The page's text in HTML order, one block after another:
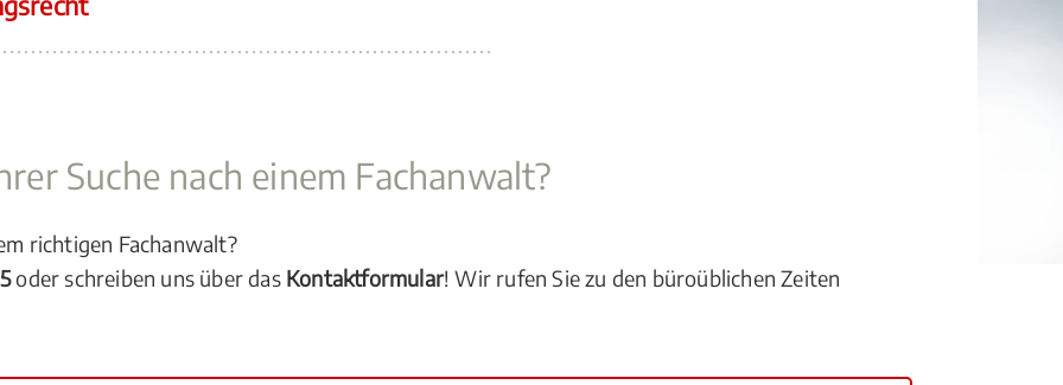
Suche nach einem Fachanwalt?
richtigen Fachanwalt?
oder schreiben uns über das Kontaktformular! Wir rufen Sie zu den büroüblichen Zeiten